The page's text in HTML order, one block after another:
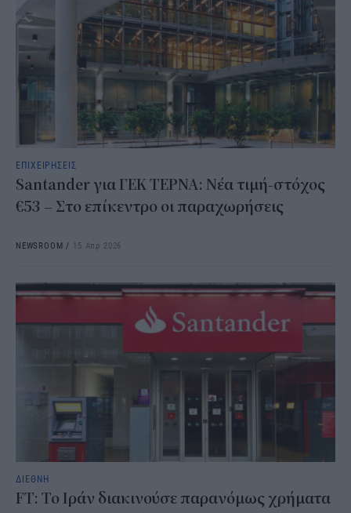
ΕΠΙΧΕΙΡΗΣΕΙΣ
Santander για ΓΕΚ ΤΕΡΝΑ: Νέα τιμή-στόχος
€53 – Στο επίκεντρο οι παραχωρήσεις
NEWSROOM / 15 Απρ 2026
ΔΙΕΘΝΗ
FT: Το Ιράν διακινούσε παρανόμως χρήματα